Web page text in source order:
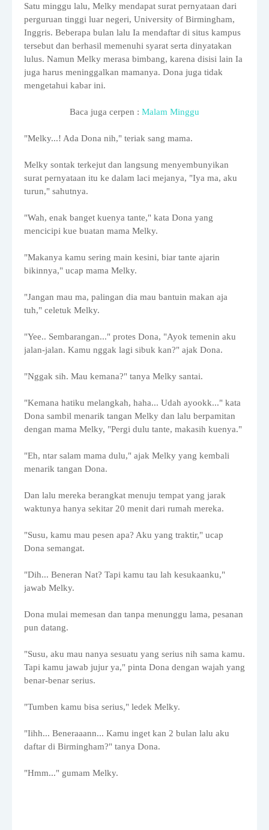
Satu minggu lalu, Melky mendapat surat pernyataan dari
perguruan tinggi luar negeri, University of Birmingham,
Inggris. Beberapa bulan lalu Ia mendaftar di situs kampus
tersebut dan berhasil memenuhi syarat serta dinyatakan
lulus. Namun Melky merasa bimbang, karena disisi lain Ia
juga harus meninggalkan mamanya. Dona juga tidak
mengetahui kabar ini.
Baca juga cerpen : Malam Minggu
"Melky...! Ada Dona nih," teriak sang mama.
Melky sontak terkejut dan langsung menyembunyikan
surat pernyataan itu ke dalam laci mejanya, "Iya ma, aku
turun," sahutnya.
"Wah, enak banget kuenya tante," kata Dona yang
mencicipi kue buatan mama Melky.
"Makanya kamu sering main kesini, biar tante ajarin
bikinnya," ucap mama Melky.
"Jangan mau ma, palingan dia mau bantuin makan aja
tuh," celetuk Melky.
"Yee.. Sembarangan..." protes Dona, "Ayok temenin aku
jalan-jalan. Kamu nggak lagi sibuk kan?" ajak Dona.
"Nggak sih. Mau kemana?" tanya Melky santai.
"Kemana hatiku melangkah, haha... Udah ayookk..." kata
Dona sambil menarik tangan Melky dan lalu berpamitan
dengan mama Melky, "Pergi dulu tante, makasih kuenya."
"Eh, ntar salam mama dulu," ajak Melky yang kembali
menarik tangan Dona.
Dan lalu mereka berangkat menuju tempat yang jarak
waktunya hanya sekitar 20 menit dari rumah mereka.
"Susu, kamu mau pesen apa? Aku yang traktir," ucap
Dona semangat.
"Dih... Beneran Nat? Tapi kamu tau lah kesukaanku,"
jawab Melky.
Dona mulai memesan dan tanpa menunggu lama, pesanan
pun datang.
"Susu, aku mau nanya sesuatu yang serius nih sama kamu.
Tapi kamu jawab jujur ya," pinta Dona dengan wajah yang
benar-benar serius.
"Tumben kamu bisa serius," ledek Melky.
"Iihh... Beneraaann... Kamu inget kan 2 bulan lalu aku
daftar di Birmingham?" tanya Dona.
"Hmm..." gumam Melky.